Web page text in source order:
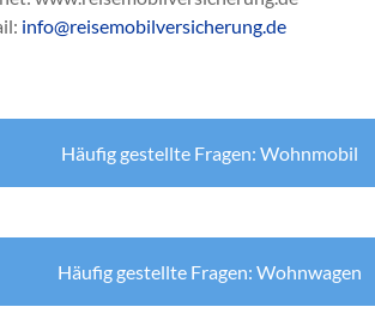
info@reisemobilversicherung.de
Häufig gestellte Fragen: Wohnmobil
Häufig gestellte Fragen: Wohnwagen